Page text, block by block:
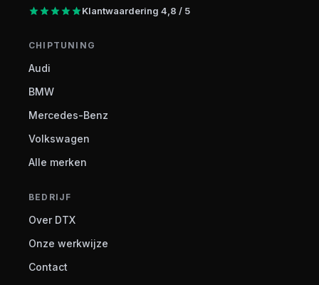
Klantwaardering 4,8 / 5
CHIPTUNING
Audi
BMW
Mercedes-Benz
Volkswagen
Alle merken
BEDRIJF
Over DTX
Onze werkwijze
Contact